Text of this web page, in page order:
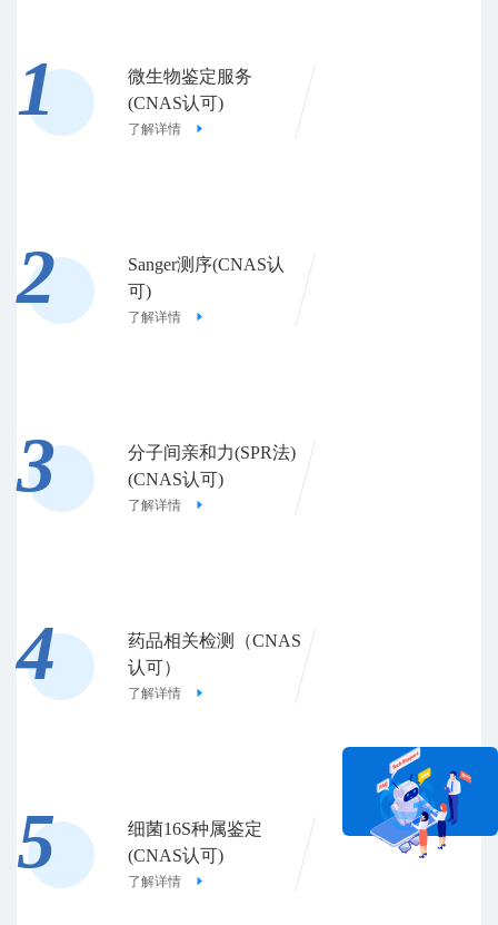
1
微生物鉴定服务
(CNAS认可)
了解详情
2
Sanger测序(CNAS认
可)
了解详情
3
分子间亲和力(SPR法)
(CNAS认可)
了解详情
4
药品相关检测（CNAS
认可）
了解详情
5
细菌16S种属鉴定
(CNAS认可)
了解详情